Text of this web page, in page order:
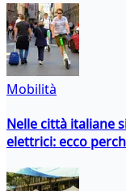
Mobilità
Nelle città italiane
elettrici: ecco